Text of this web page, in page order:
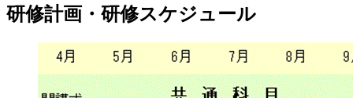
研修計画・研修スケジュール